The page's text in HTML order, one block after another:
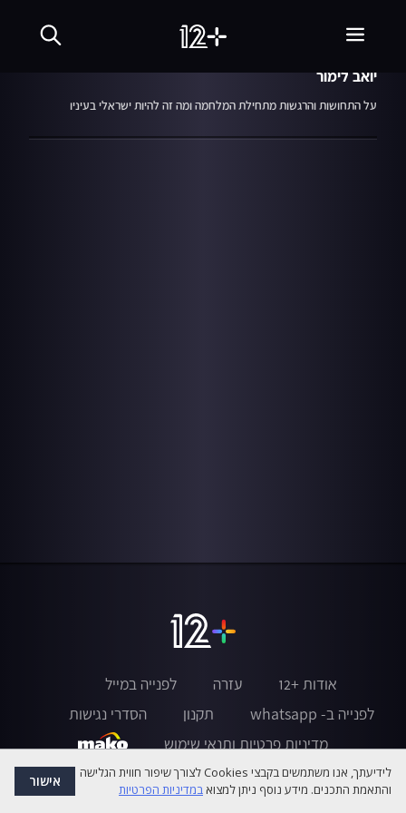
עצמאות 76
יואב לימור
על התחושות והרגשות מתחילת המלחמה ומה זה להיות ישראלי בעיניו
אודות +12 עזרה
לפנייה במייל
לפנייה ב- whatsapp
תקנון
הסדרי נגישות
מדיניות פרטיות ותנאי שימוש
לידיעתך, אנו משתמשים בקבצי Cookies לצורך שיפור חווית הגלישה
והתאמת התכנים. מידע נוסף ניתן למצואבמדיניות הפרטיות אישור